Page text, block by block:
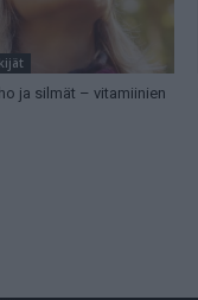
ja silmät – vitamiinien